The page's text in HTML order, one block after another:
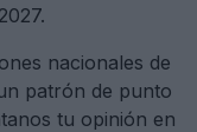
nacionales de
patrón de punto
tu opinión en